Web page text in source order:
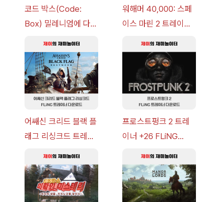
코드 박스(Code:
Box) 밀레니엄에 다가
략 [복각] | 블루 아카
이브
워해머 40,000: 스페
이스 마린 2 트레이너
v14.0+] 다운로드
어쌔신 크리드 블랙 플
래그 리싱크드 트레이
v1.0+] 다운로드
프로스트펑크 2 트레
이너 +26 FLiNG
드